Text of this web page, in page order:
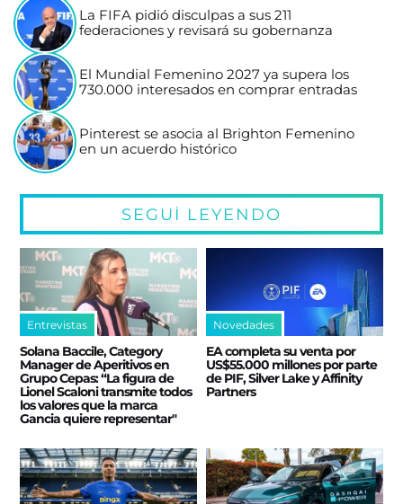
La FIFA pidió disculpas a sus 211
federaciones y revisará su gobernanza
El Mundial Femenino 2027 ya supera los
730.000 interesados en comprar entradas
Pinterest se asocia al Brighton Femenino
en un acuerdo histórico
SEGUÍ LEYENDO
Entrevistas
Solana Baccile, Category
Manager de Aperitivos en
Grupo Cepas: “La figura de
Lionel Scaloni transmite todos
los valores que la marca
Gancia quiere representar"
Novedades
EA completa su venta por
US$55.000 millones por parte
de PIF, Silver Lake y Affinity
Partners